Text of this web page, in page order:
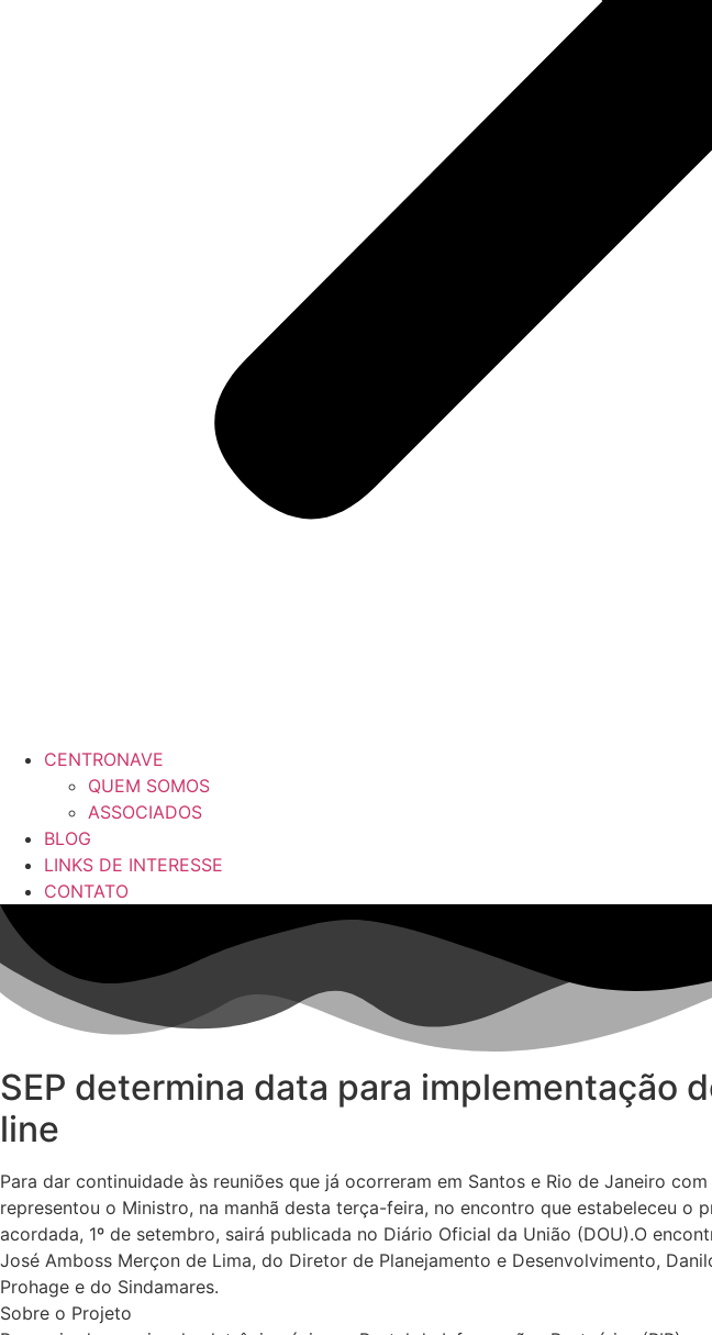
CENTRONAVE
QUEM SOMOS
ASSOCIADOS
BLOG
LINKS DE INTERESSE
CONTATO
SEP determina data para implementação
line
Para dar continuidade às reuniões que já ocorreram em Santos e Rio de Janeiro
representou o Ministro, na manhã desta terça-feira, no encontro que estabeleceu
acordada, 1º de setembro, sairá publicada no Diário Oficial da União (DOU).O
José Amboss Merçon de Lima, do Diretor de Planejamento e Desenvolvimento,
Prohage e do Sindamares.
Sobre o Projeto